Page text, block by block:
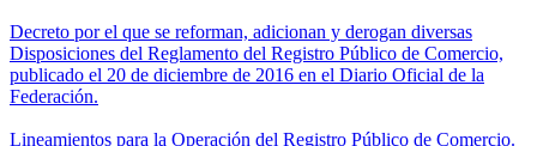
Decreto por el que se reforman, adicionan y derogan diversas
Disposiciones del Reglamento del Registro Público de Comercio,
publicado el 20 de diciembre de 2016 en el Diario Oficial de la
Federación.
Lineamientos para la Operación del Registro Público de Comercio.